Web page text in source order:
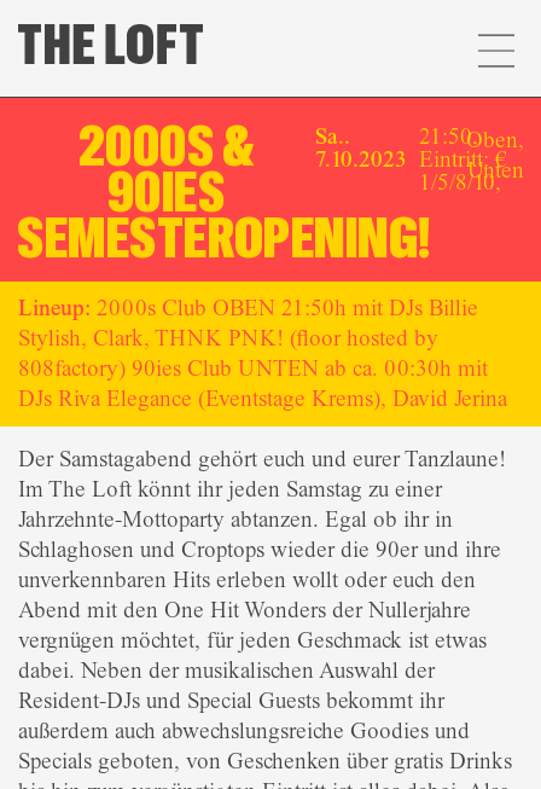
2000S &
90IES
SEMESTEROPENING!
Sa..
7.10.2023
21:50,
Eintritt: €
1/5/8/10,
Oben,
Unten
Lineup: 2000s Club OBEN 21:50h mit DJs Billie
Stylish, Clark, THNK PNK! (floor hosted by
808factory) 90ies Club UNTEN ab ca. 00:30h mit
DJs Riva Elegance (Eventstage Krems), David Jerina
Der Samstagabend gehört euch und eurer Tanzlaune!
Im The Loft könnt ihr jeden Samstag zu einer
Jahrzehnte-Mottoparty abtanzen. Egal ob ihr in
Schlaghosen und Croptops wieder die 90er und ihre
unverkennbaren Hits erleben wollt oder euch den
Abend mit den One Hit Wonders der Nullerjahre
vergnügen möchtet, für jeden Geschmack ist etwas
dabei. Neben der musikalischen Auswahl der
Resident-DJs und Special Guests bekommt ihr
außerdem auch abwechslungsreiche Goodies und
Specials geboten, von Geschenken über gratis Drinks